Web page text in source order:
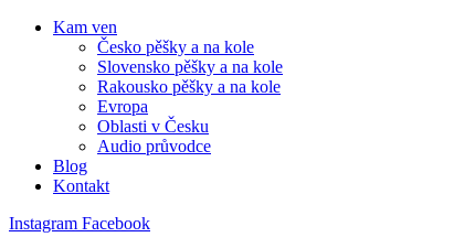
Kam ven
Česko pěšky a na kole
Slovensko pěšky a na kole
Rakousko pěšky a na kole
Evropa
Oblasti v Česku
Audio průvodce
Blog
Kontakt
Instagram Facebook